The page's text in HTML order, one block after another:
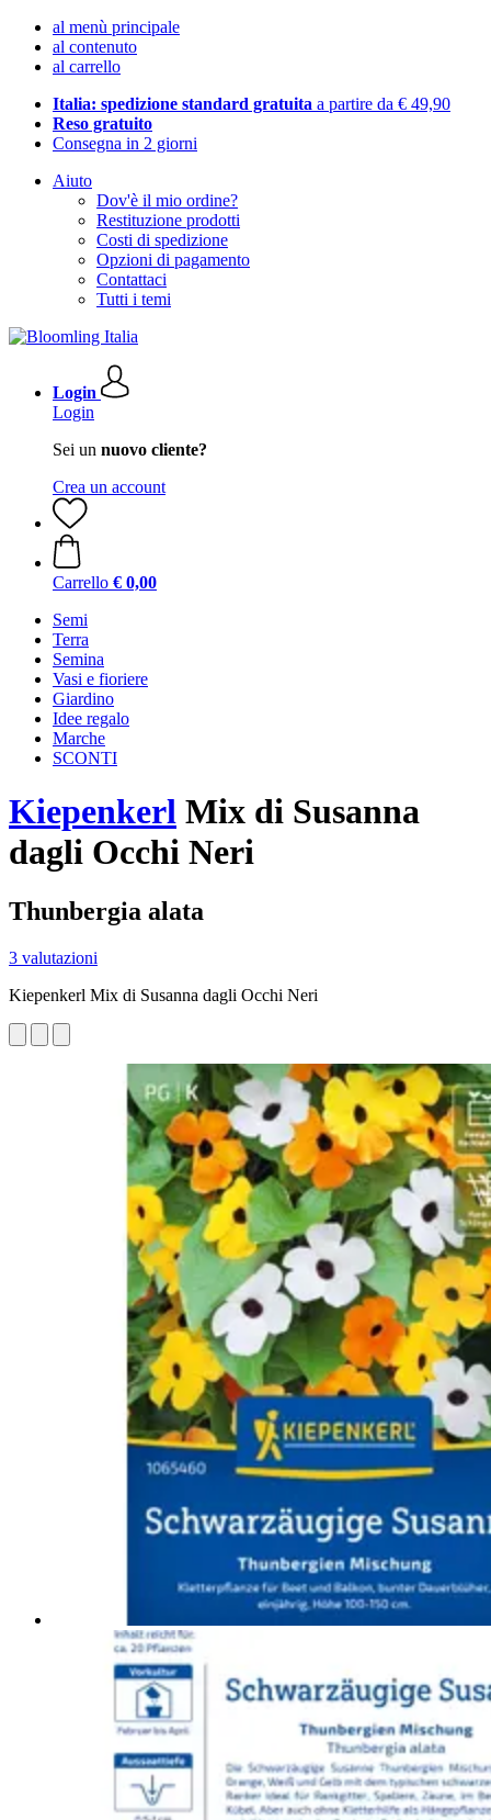
al menù principale
al contenuto
al carrello
Italia: spedizione standard gratuita a partire da € 49,90
Reso gratuito
Consegna in 2 giorni
Aiuto
Dov'è il mio ordine?
Restituzione prodotti
Costi di spedizione
Opzioni di pagamento
Contattaci
Tutti i temi
Login
Login
Sei un nuovo cliente?
Crea un account
Carrello € 0,00
Semi
Terra
Semina
Vasi e fioriere
Giardino
Idee regalo
Marche
SCONTI
Kiepenkerl Mix di Susanna
dagli Occhi Neri
Thunbergia alata
3 valutazioni
Kiepenkerl Mix di Susanna dagli Occhi Neri